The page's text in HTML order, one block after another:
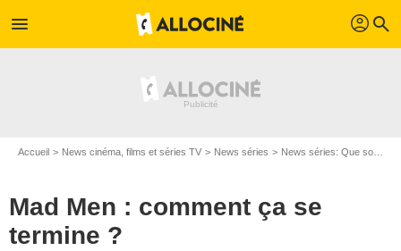
menu profil search
Accueil News cinéma, films et séries TV News séries News séries: Que sont-ils devenus ?
Mad Men : comment ça se
termine ?